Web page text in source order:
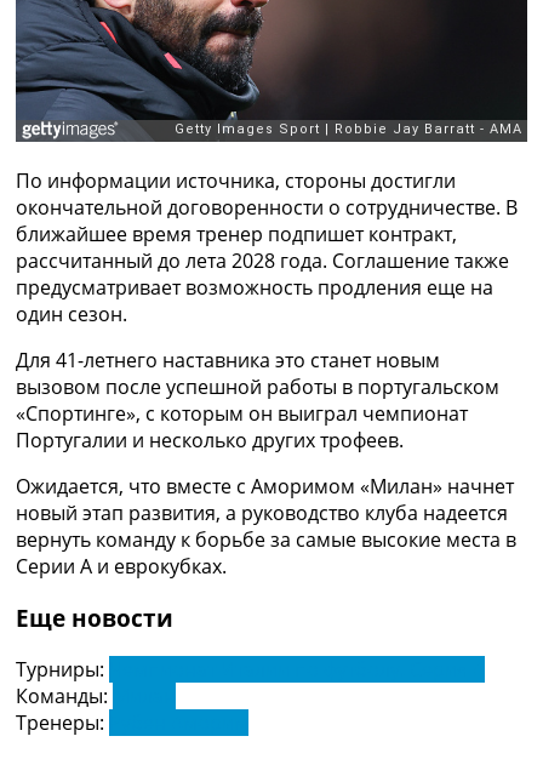
RU
UA
Categories
Новости футбола
Видео
Трансферы
Новости футбола Украины
Последние комментарии
Конкурс прогнозов
Рейтинги
Правила
Коллективный прогноз
Турниры
Чемпионат Мира
Украина. Премьер-Лига
Украина. Первая Лига
Лига Чемпионов
Англия. Премьер Лига
Испания. Ла Лига
Таблицы
По информации источника, стороны достигли
окончательной договоренности о сотрудничестве. В
ближайшее время тренер подпишет контракт,
рассчитанный до лета 2028 года. Соглашение также
предусматривает возможность продления еще на
один сезон.
Для 41-летнего наставника это станет новым
вызовом после успешной работы в португальском
«Спортинге», с которым он выиграл чемпионат
Португалии и несколько других трофеев.
Ожидается, что вместе с Аморимом «Милан» начнет
новый этап развития, а руководство клуба надеется
вернуть команду к борьбе за самые высокие места в
Серии А и еврокубках.
Еще новости
Турниры:
Команды:
Тренеры: